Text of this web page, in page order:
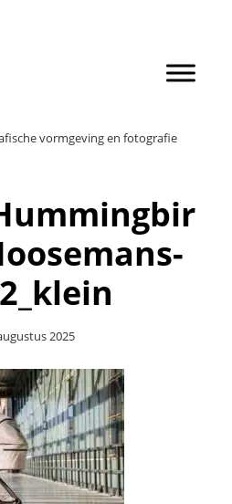
vormgeving en fotografie
2025